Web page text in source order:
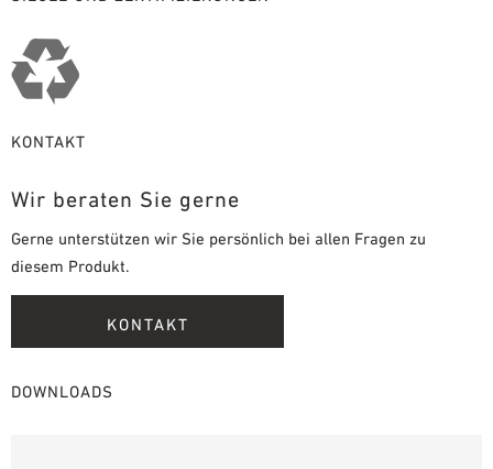
KONTAKT
Wir beraten Sie gerne
Gerne unterstützen wir Sie persönlich bei allen Fragen zu
diesem Produkt.
KONTAKT
DOWNLOADS